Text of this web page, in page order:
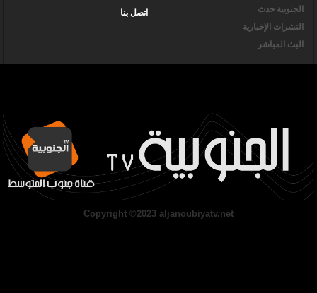
الجنوبية حدث
النشرات الإخبارية
البث المباشر
اتصل بنا
Copyright ©2023 aljanoubiyatv.net